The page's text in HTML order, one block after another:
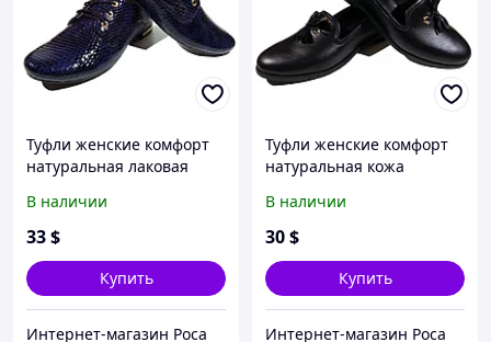
Туфли женские комфорт
натуральная лаковая
на шнуровке (42) 36
Синий
В наличии
33$
Купить
Интернет-магазин Роса
Туфли женские комфорт
натуральная кожа
В наличии
30$
Купить
Интернет-магазин Роса